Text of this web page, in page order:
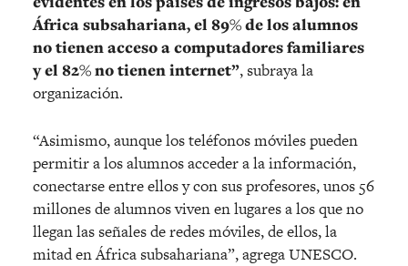
África subsahariana, el 89% de los alumnos
no tienen acceso a computadores familiares
y el 82% no tienen internet”, subraya la
organización.
“Asimismo, aunque los teléfonos móviles pueden
permitir a los alumnos acceder a la información,
conectarse entre ellos y con sus profesores, unos 56
millones de alumnos viven en lugares a los que no
llegan las señales de redes móviles, de ellos, la
mitad en África subsahariana”, agrega UNESCO.